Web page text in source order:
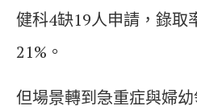
健科4缺19人申請，錄取
21%。
但場景轉到急重症與婦